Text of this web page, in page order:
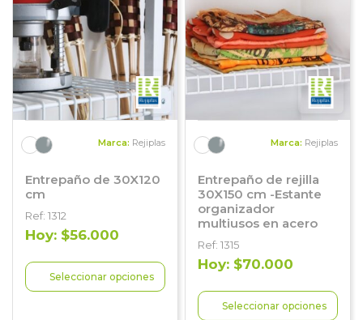
Marca: Rejiplas
Entrepaño de 30X120
cm
Ref: 1312
Hoy: $56.000
Seleccionar opciones
Marca: Rejiplas
Entrepaño de rejilla
30X150 cm -Estante
organizador
multiusos en acero
Ref: 1315
Hoy: $70.000
Seleccionar opciones